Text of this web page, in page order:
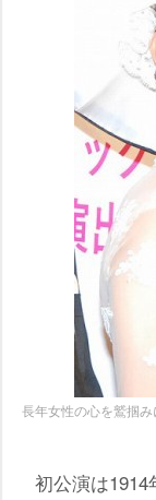
長年女性の心を鷲掴
初公演は1914